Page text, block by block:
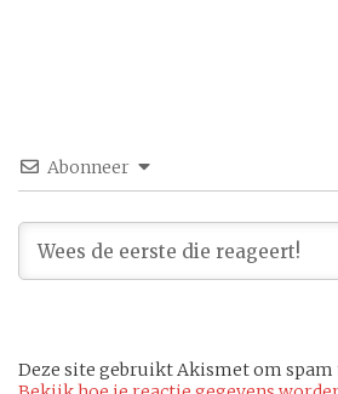
Abonneer
Deze site gebruikt Akismet om